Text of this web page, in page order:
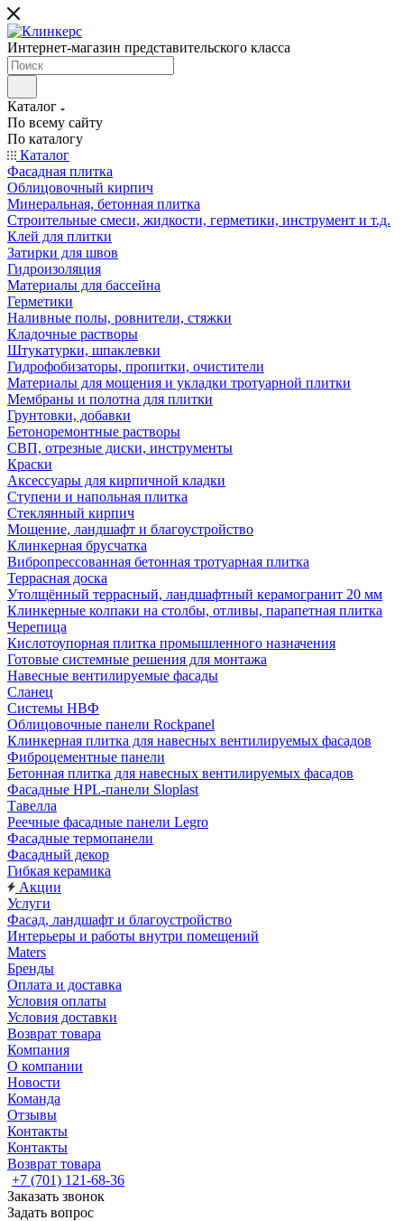
Интернет-магазин представительского класса
Каталог
По всему сайту
По каталогу
Каталог
Фасадная плитка
Облицовочный кирпич
Минеральная, бетонная плитка
Строительные смеси, жидкости, герметики, инструмент и т.д.
Клей для плитки
Затирки для швов
Гидроизоляция
Материалы для бассейна
Герметики
Наливные полы, ровнители, стяжки
Кладочные растворы
Штукатурки, шпаклевки
Гидрофобизаторы, пропитки, очистители
Материалы для мощения и укладки тротуарной плитки
Мембраны и полотна для плитки
Грунтовки, добавки
Бетоноремонтные растворы
СВП, отрезные диски, инструменты
Краски
Аксессуары для кирпичной кладки
Ступени и напольная плитка
Cтеклянный кирпич
Мощение, ландшафт и благоустройство
Клинкерная брусчатка
Вибропрессованная бетонная тротуарная плитка
Террасная доска
Утолщённый террасный, ландшафтный керамогранит 20 мм
Клинкерные колпаки на столбы, отливы, парапетная плитка
Черепица
Кислотоупорная плитка промышленного назначения
Готовые системные решения для монтажа
Навесные вентилируемые фасады
Сланец
Системы НВФ
Облицовочные панели Rockpanel
Клинкерная плитка для навесных вентилируемых фасадов
Фиброцементные панели
Бетонная плитка для навесных вентилируемых фасадов
Фасадные HPL-панели Sloplast
Тавелла
Реечные фасадные панели Legro
Фасадные термопанели
Фасадный декор
Гибкая керамика
Акции
Услуги
Фасад, ландшафт и благоустройство
Интерьеры и работы внутри помещений
Maters
Бренды
Оплата и доставка
Условия оплаты
Условия доставки
Возврат товара
Компания
О компании
Новости
Команда
Отзывы
Контакты
Контакты
Возврат товара
+7 (701) 121-68-36
Заказать звонок
Задать вопрос